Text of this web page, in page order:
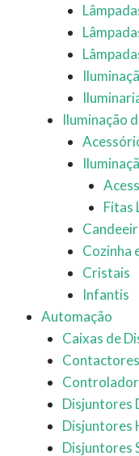
Iluminação
Fitas
Cozinha
Cristais
Infantis
Automação
Caixas de
Contactores
Disjuntores
Disjuntores
Disjuntores